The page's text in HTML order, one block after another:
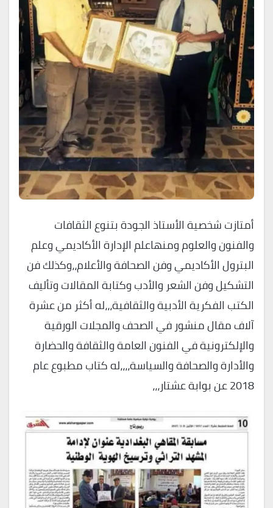
أمتازت شخصية الأستاذ الجودة بتنوع الثقافات
والفنون والعلوم ومنهاعلم الإدارة الأكاديمي وعلم
البترول الأكاديمي وفن الصحافة والأعلام،،وكذلك فن
التشكيل وفن الشعر والأدب وكتابة المقالات وتأليف
الكتب الفكرية الأدبية والثقافية،،،له أكثر من عشرة
آلاف مقال منشور في الصحف والمجلات الورقية
والإلكترونية في الفنون العامة والثقافة والحضارة
والأدارة والصحافة والسياسة،،،،له كتاب مطبوع عام
2018 عن بوابة عشتار،،،